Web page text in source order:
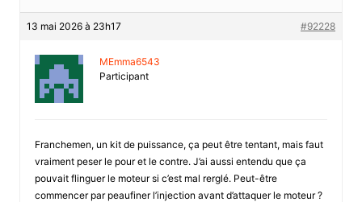
13 mai 2026 à 23h17 #92228
MEmma6543
Participant
Franchemen, un kit de puissance, ça peut être tentant, mais faut
vraiment peser le pour et le contre. J’ai aussi entendu que ça
pouvait flinguer le moteur si c’est mal rerglé. Peut-être
commencer par peaufiner l’injection avant d’attaquer le moteur ?